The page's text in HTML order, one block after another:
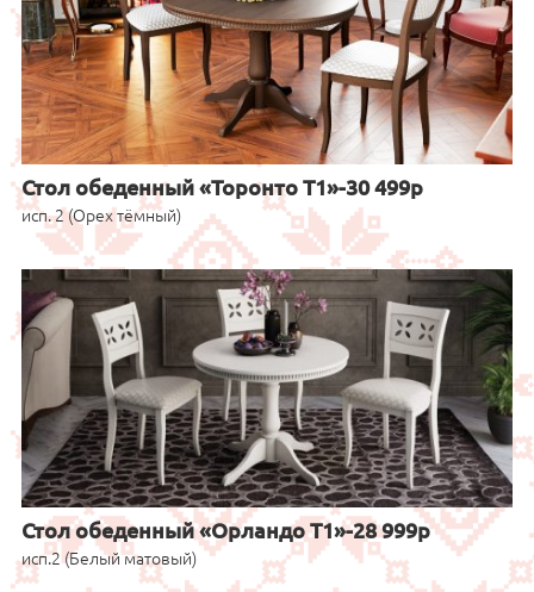
Стол обеденный «Торонто Т1»-30 499р
исп. 2 (Орех тёмный)
Стол обеденный «Орландо Т1»-28 999р
исп.2 (Белый матовый)